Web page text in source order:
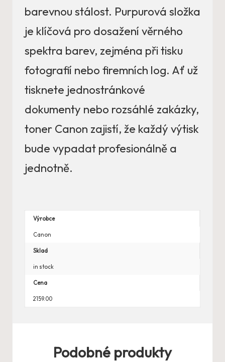
barevnou stálost. Purpurová složka
je klíčová pro dosažení věrného
spektra barev, zejména při tisku
fotografií nebo firemních log. Ať už
tisknete jednostránkové
dokumenty nebo rozsáhlé zakázky,
toner Canon zajistí, že každý výtisk
bude vypadat profesionálně a
jednotně.
Výrobce
Canon
Sklad
in stock
Cena
2159.00
Podobné produkty